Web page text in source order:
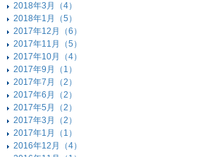
2018年3月（4）
2018年1月（5）
2017年12月（6）
2017年11月（5）
2017年10月（4）
2017年9月（1）
2017年7月（2）
2017年6月（2）
2017年5月（2）
2017年3月（2）
2017年1月（1）
2016年12月（4）